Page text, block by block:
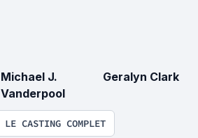
Michael J.
Vanderpool
Geralyn Clark
CASTING COMPLET